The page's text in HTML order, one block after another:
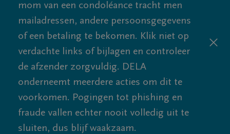
mom van een condoléance tracht men
mailadressen, andere persoonsgegevens
of een betaling te bekomen. Klik niet op
verdachte links of bijlagen en controleer
de afzender zorgvuldig. DELA
onderneemt meerdere acties om dit te
voorkomen. Pogingen tot phishing en
fraude vallen echter nooit volledig uit te
sluiten, dus blijf waakzaam.